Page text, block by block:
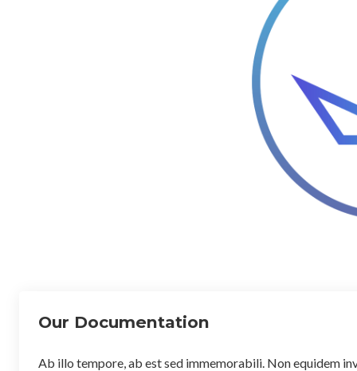
Our Documentation
Ab illo tempore, ab est sed immemorabili. Non equidem